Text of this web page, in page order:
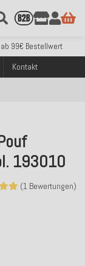
99€ Bestellwert
99€ Bestellwert
Pay
99€ Bestellwert
Kontakt
193010
(1 Bewertungen)